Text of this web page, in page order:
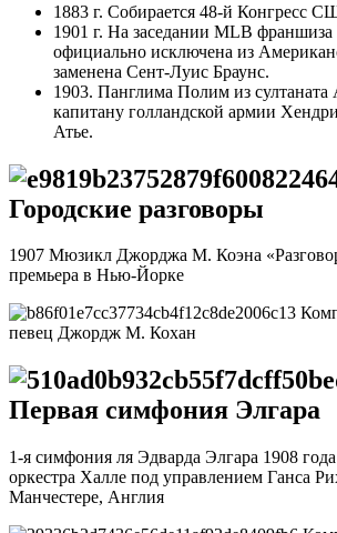
1883 г. Собирается 48-й Конгресс
1901 г. На заседании MLB
официально исключена из
заменена Сент-Луис Браунс.
1903. Панглима Полим из султаната
капитану голландской армии
Атье.
Городские разговоры
1907 Мюзикл Джорджа М. Коэна
премьера в Нью-Йорке
певец Джордж М. Кохан
Первая симфония Элгара
1-я симфония ля Эдварда Элгара 1908
оркестра Халле под управлением Ганса
Манчестере, Англия